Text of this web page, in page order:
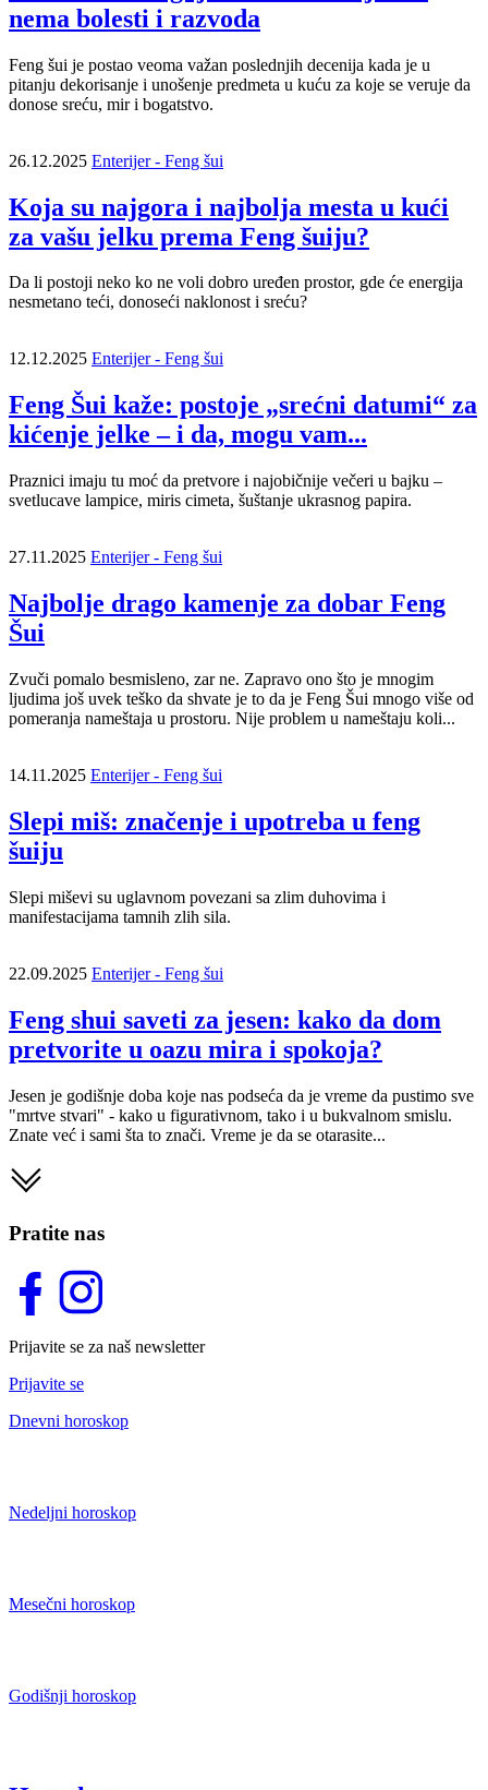
nema bolesti i razvoda
Feng šui je postao veoma važan poslednjih decenija kada je u
pitanju dekorisanje i unošenje predmeta u kuću za koje se veruje da
donose sreću, mir i bogatstvo.
26.12.2025 Enterijer - Feng šui
Koja su najgora i najbolja mesta u kući
za vašu jelku prema Feng šuiju?
Da li postoji neko ko ne voli dobro uređen prostor, gde će energija
nesmetano teći, donoseći naklonost i sreću?
12.12.2025 Enterijer - Feng šui
Feng Šui kaže: postoje „srećni datumi“ za
kićenje jelke – i da, mogu vam...
Praznici imaju tu moć da pretvore i najobičnije večeri u bajku –
svetlucave lampice, miris cimeta, šuštanje ukrasnog papira.
27.11.2025 Enterijer - Feng šui
Najbolje drago kamenje za dobar Feng
Šui
Zvuči pomalo besmisleno, zar ne. Zapravo ono što je mnogim
ljudima još uvek teško da shvate je to da je Feng Šui mnogo više od
pomeranja nameštaja u prostoru. Nije problem u nameštaju koli...
14.11.2025 Enterijer - Feng šui
Slepi miš: značenje i upotreba u feng
šuiju
Slepi miševi su uglavnom povezani sa zlim duhovima i
manifestacijama tamnih zlih sila.
22.09.2025 Enterijer - Feng šui
Feng shui saveti za jesen: kako da dom
pretvorite u oazu mira i spokoja?
Jesen je godišnje doba koje nas podseća da je vreme da pustimo sve
"mrtve stvari" - kako u figurativnom, tako i u bukvalnom smislu.
Znate već i sami šta to znači. Vreme je da se otarasite...
Pratite nas
Prijavite se za naš newsletter
Prijavite se
Dnevni horoskop
Nedeljni horoskop
Mesečni horoskop
Godišnji horoskop